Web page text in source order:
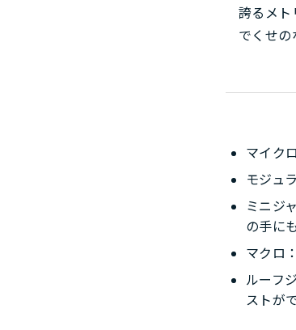
誇るメ
でくせ
マイク
モジュ
ミニジ
の手に
マクロ
ルーフ
ストが